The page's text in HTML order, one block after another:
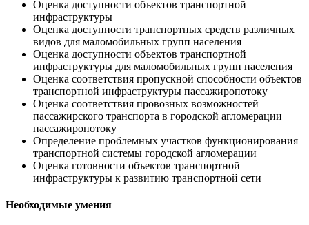
Оценка доступности объектов транспортной
инфраструктуры
Оценка доступности транспортных средств различных
видов для маломобильных групп населения
Оценка доступности объектов транспортной
инфраструктуры для маломобильных групп населения
Оценка соответствия пропускной способности объектов
транспортной инфраструктуры пассажиропотоку
Оценка соответствия провозных возможностей
пассажирского транспорта в городской агломерации
пассажиропотоку
Определение проблемных участков функционирования
транспортной системы городской агломерации
Оценка готовности объектов транспортной
инфраструктуры к развитию транспортной сети
Необходимые умения